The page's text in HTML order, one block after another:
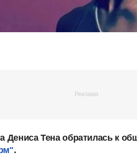
Дениса Тена обратилась к
.